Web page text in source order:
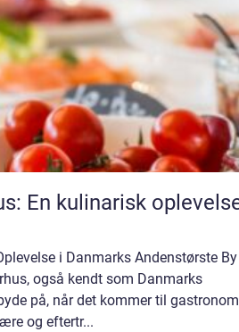
En kulinarisk
i Danmarks Andenstørste By
også kendt som Danmarks
på, når det kommer til
og eftertr...